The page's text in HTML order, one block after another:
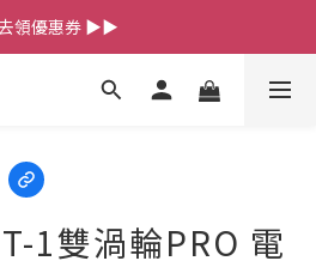
員送 $88 購物金
領優惠券 ▶▶
員送 $88 購物金
1雙渦輪PRO 電